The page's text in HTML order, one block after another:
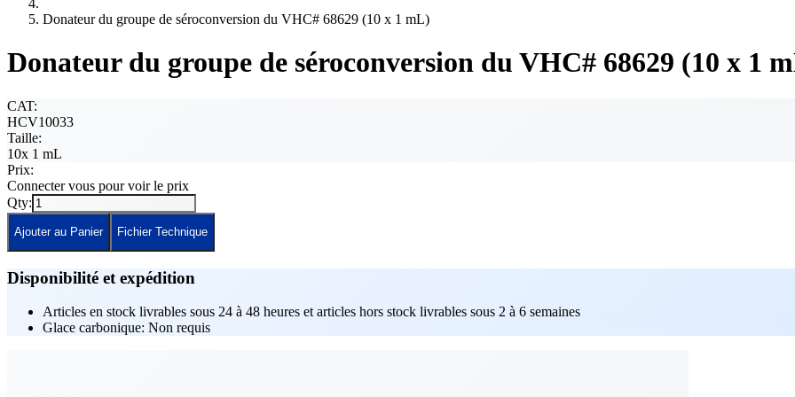
Donateur du groupe de séroconversion du VHC# 68629 (10 x 1 mL)
Donateur du groupe de séroconversion du VHC# 68629 (10 x 1
CAT:
HCV10033
Taille:
10x 1 mL
Prix:
Connecter vous pour voir le prix
Qty:
Ajouter au Panier Fichier Technique
Disponibilité et expédition
Articles en stock livrables sous 24 à 48 heures et articles hors stock livrables sous 2 à 6 semaines
Glace carbonique: Non requis